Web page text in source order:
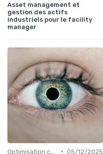
Asset management et
gestion des actifs
industriels pour le facility
manager
• 05/12/2025